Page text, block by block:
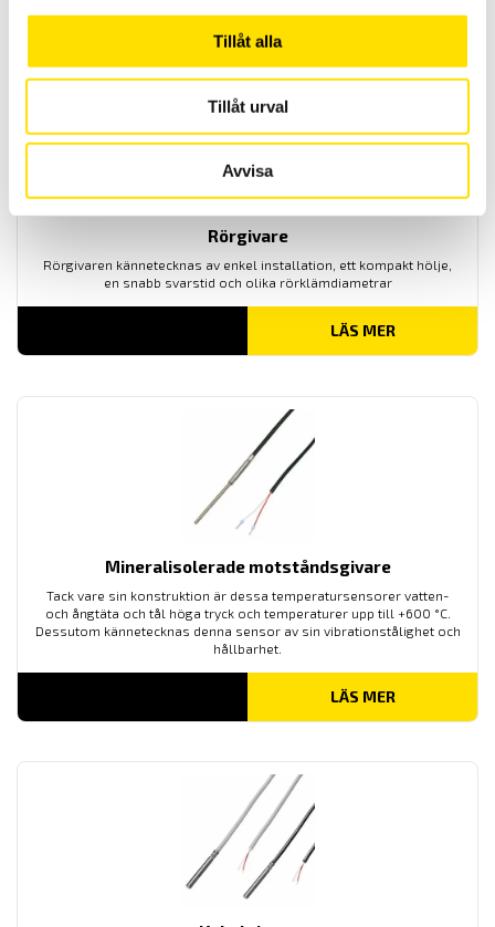
Tillåt alla
Tillåt urval
Avvisa
Rörgivare
Rörgivaren kännetecknas av enkel installation, ett kompakt hölje,
en snabb svarstid och olika rörklämdiametrar
LÄS MER
Mineralisolerade motståndsgivare
Tack vare sin konstruktion är dessa temperatursensorer vatten-
och ångtäta och tål höga tryck och temperaturer upp till +600 °C.
Dessutom kännetecknas denna sensor av sin vibrationstålighet och
hållbarhet.
LÄS MER